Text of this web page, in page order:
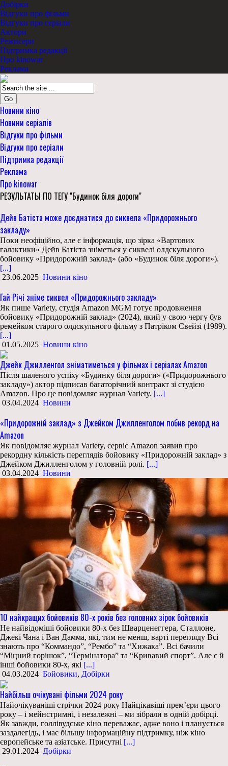
Добірки
Відгуки про фільми
Відгуки про серіали
Актори
Режисери
Підтримка редакції
Про kinowar
Реклама
Go
Новини кіно
Новини серіалів
Відгуки про фільми
Відгуки про серіали
Підтримка редакції
Реклама
Про kinowar
РЕЗУЛЬТАТЫ ПО ТЕГУ "Будинок біля дороги"
Дейв Батіста може доєднатися до сиквела «Придорожнього
закладу»
Поки неофіційно, але є інформація, що зірка «Вартових
галактики» Дейв Батіста зніметься у сиквелі олдскульного
бойовику «Придорожній заклад» (або «Будинок біля дороги»).
[...]
23.06.2025 Новини кіно
Гай Річі зніме сиквел «Придорожнього закладу»
Як пише Variety, студія Amazon MGM готує продовження
бойовику «Придорожній заклад» (2024), який у свою чергу був
ремейком старого олдскульного фільму з Патріком Свейзі (1989).
[...]
01.05.2025 Новини кіно
Джейк Джилленгол зніматиметься у фільмах і серіалах Amazon
Після шаленого успіху «Будинку біля дороги» («Придорожнього
закладу») актор підписав багаторічний контракт зі студією
Amazon. Про це повідомляє журнал Variety. [...]
03.04.2024 Новини
«Придорожній заклад» з Джейком Джилленголом побив рекорд на
Amazon
Як повідомляє журнал Variety, сервіс Amazon заявив про
рекордну кількість переглядів бойовику «Придорожній заклад» з
Джейком Джилленголом у головній ролі. [...]
03.04.2024 Новини
10 найкращих бойовиків 80-х років без головних зірок бойовиків
Не найвідоміші бойовики 80-х без Шварценеггера, Сталлоне,
Джекі Чана і Ван Дамма, які, тим не менш, варті перегляду Всі
знають про “Коммандо”, “Рембо” та “Хижака”. Всі бачили
“Міцний горішок”, “Термінатора” та “Кривавий спорт”. Але є й
інші бойовики 80-х, які [...]
04.03.2024 Бойовики, Добірки
Найбільш очікувані фільми 2024 року
Найочікуваніші стрічки 2024 року Найцікавіші прем’єри цього
року – і мейнстримні, і незалежні – ми зібрали в одній добірці.
Як завжди, голлівудське кіно переважає, адже воно і планується
заздалегідь, і має більшу інформаційну підтримку, ніж кіно
європейське та азіатське. Присутні [...]
29.01.2024 Добірки